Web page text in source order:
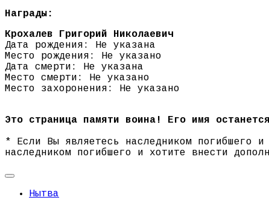
Награды:
Крохалев Григорий Николаевич
Дата рождения: Не указана
Место рождения: Не указано
Дата смерти: Не указана
Место смерти: Не указано
Место захоронения: Не указано
Это страница памяти воина! Его имя
* Если Вы являетесь наследником погибшего
наследником погибшего и хотите внести
Нытва